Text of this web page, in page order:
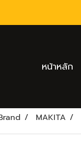
หน้าหลัก
MAKITA